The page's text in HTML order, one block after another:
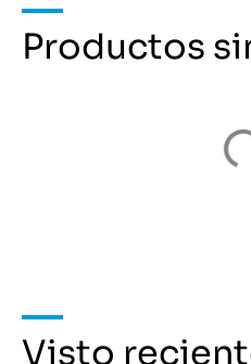
Productos
Visto